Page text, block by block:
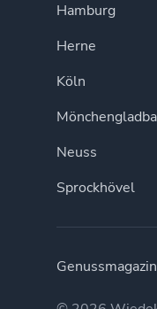
Hamburg
Herne
Köln
Neuss
Sprockhövel
Genussmagazin